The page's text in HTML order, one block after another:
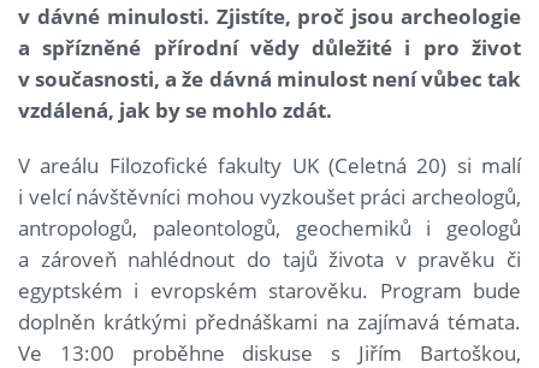
v dávné minulosti. Zjistíte, proč jsou archeologie
a spřízněné přírodní vědy důležité i pro život
v současnosti, a že dávná minulost není vůbec tak
vzdálená, jak by se mohlo zdát.
V areálu Filozofické fakulty UK (Celetná 20) si malí
i velcí návštěvníci mohou vyzkoušet práci archeologů,
antropologů, paleontologů, geochemiků i geologů
a zároveň nahlédnout do tajů života v pravěku či
egyptském i evropském starověku. Program bude
doplněn krátkými přednáškami na zajímavá témata.
Ve 13:00 proběhne diskuse s Jiřím Bartoškou,